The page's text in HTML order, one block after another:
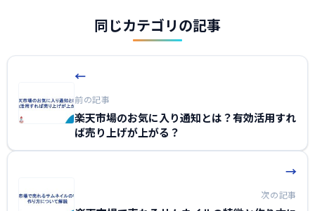
同じカテゴリの記事
←
前の記事
楽天市場のお気に入り通知とは？有効活用すれ
ば売り上げが上がる？
→
次の記事